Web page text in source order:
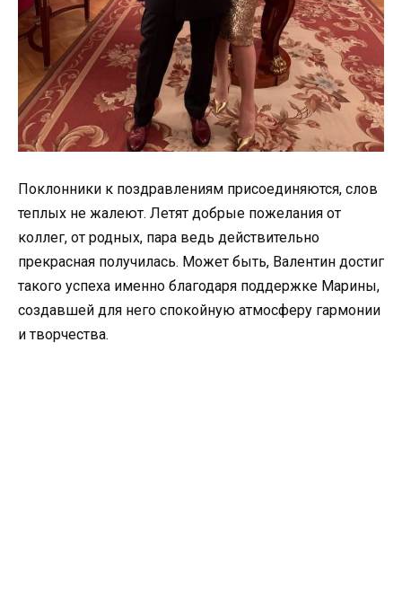
Поклонники к поздравлениям присоединяются, слов
теплых не жалеют. Летят добрые пожелания от
коллег, от родных, пара ведь действительно
прекрасная получилась. Может быть, Валентин достиг
такого успеха именно благодаря поддержке Марины,
создавшей для него спокойную атмосферу гармонии
и творчества.